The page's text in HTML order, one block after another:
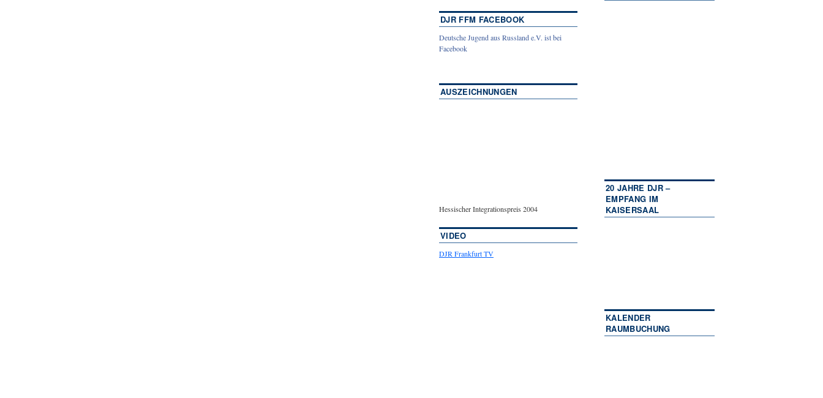
DJR FFM FACEBOOK
Deutsche Jugend aus Russland e.V. ist bei
Facebook
AUSZEICHNUNGEN
Hessischer Integrationspreis 2004
VIDEO
DJR Frankfurt TV
20 JAHRE DJR –
EMPFANG IM
KAISERSAAL
KALENDER
RAUMBUCHUNG